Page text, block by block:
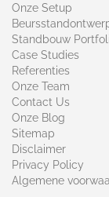
Onze Setup
Standbouw
Case Studies
Referenties
Onze Team
Contact Us
Onze Blog
Sitemap
Disclaimer
Privacy Policy
Algemene